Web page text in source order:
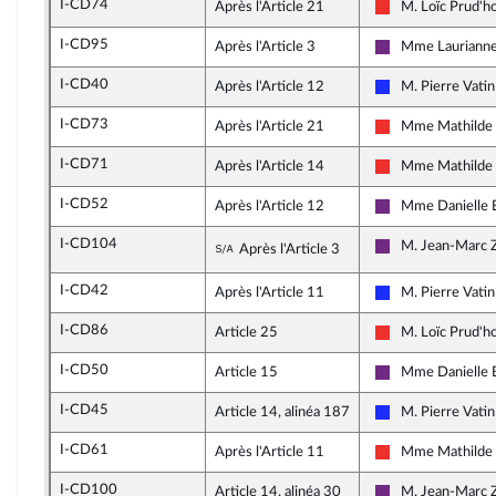
I-CD74 Après l'Article 21
La France
M. Loïc
I-CD95 Après l'Article 3
La République en
Mme
I-CD40 Après l'Article 12
Les Républicains
M. Pierre Vatin
I-CD73 Après l'Article 21
La France
Mme Mathilde
I-CD71 Après l'Article 14
La France
Mme Mathilde
I-CD52 Après l'Article 12
La République en
Mme Danielle
I-CD104 Sous-amendement de
Après l'Article 3 La République en
M. Jean-Marc
I-CD42 Après l'Article 11
Les Républicains
M. Pierre Vatin
I-CD86 Article 25
La France
M. Loïc
I-CD50 Article 15
La République en
Mme Danielle
I-CD45 Article 14, alinéa 187
Les Républicains
M. Pierre Vatin
I-CD61 Après l'Article 11
La France
Mme Mathilde
I-CD100 Article 14, alinéa 30 M. Jean-Marc